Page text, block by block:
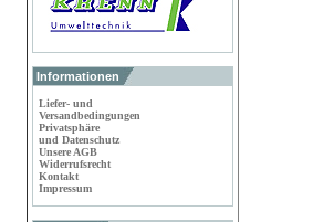
Informationen
Liefer- und
Versandbedingungen
Privatsphäre
und Datenschutz
Unsere AGB
Widerrufsrecht
Kontakt
Impressum